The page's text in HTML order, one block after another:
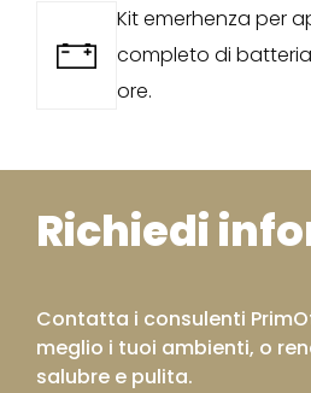
Kit emerhenza per
completo di
ore.
Richiedi
Contatta i consulenti
meglio i tuoi ambienti, o
salubre e pulita.